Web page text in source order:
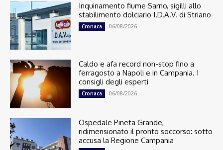
Inquinamento fiume Sarno, sigilli allo
stabilimento dolciario I.D.A.V. di Striano
Cronaca 06/08/2026
Caldo e afa record non-stop fino a
ferragosto a Napoli e in Campania. I
consigli degli esperti
Cronaca 06/08/2026
Ospedale Pineta Grande,
ridimensionato il pronto soccorso: sotto
accusa la Regione Campania